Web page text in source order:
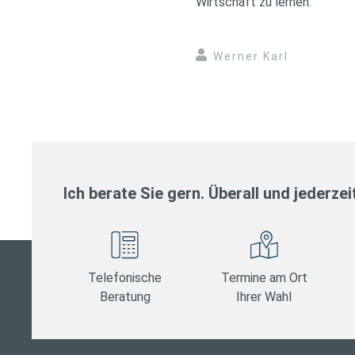
Werner Karl
Ich berate Sie gern. Überall und
Telefonische
Beratung
Termine am Ort
Ihrer Wahl